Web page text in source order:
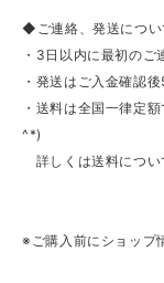
◆ご連絡、発送につ
・3日以内に最初のご
・発送はご入金確認
・送料は全国一律定
^*)
詳しくは送料につい
※ご購入前にショップ